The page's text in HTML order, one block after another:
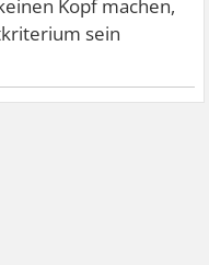
Kopf machen,
sein